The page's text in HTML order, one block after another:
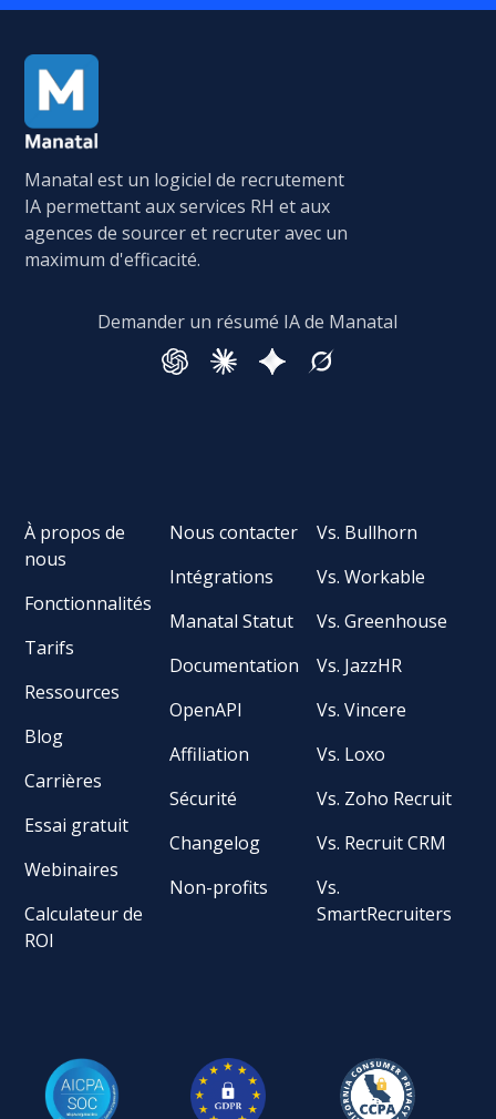
Manatal est un logiciel de recrutement
IA permettant aux services RH et aux
agences de sourcer et recruter avec un
maximum d'efficacité.
Demander un résumé IA de Manatal
À propos de
nous
Fonctionnalités
Tarifs
Ressources
Blog
Carrières
Essai gratuit
Webinaires
Calculateur de
ROI
Nous contacter
Intégrations
Manatal Statut
Documentation
OpenAPI
Affiliation
Sécurité
Changelog
Non-profits
Vs. Bullhorn
Vs. Workable
Vs. Greenhouse
Vs. JazzHR
Vs. Vincere
Vs. Loxo
Vs. Zoho Recruit
Vs. Recruit CRM
Vs.
SmartRecruiters